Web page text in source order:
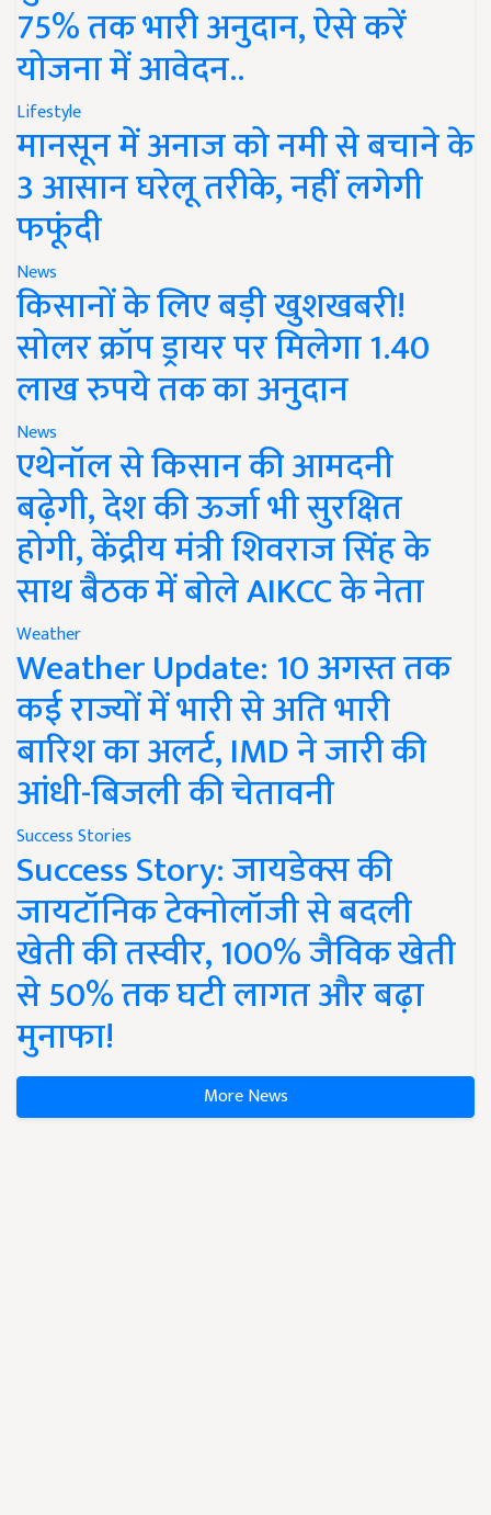
75% तक भारी अनुदान, ऐसे करें
योजना में आवेदन..
Lifestyle
मानसून में अनाज को नमी से बचाने के
3 आसान घरेलू तरीके, नहीं लगेगी
फफूंदी
News
किसानों के लिए बड़ी खुशखबरी!
सोलर क्रॉप ड्रायर पर मिलेगा 1.40
लाख रुपये तक का अनुदान
News
एथेनॉल से किसान की आमदनी
बढ़ेगी, देश की ऊर्जा भी सुरक्षित
होगी, केंद्रीय मंत्री शिवराज सिंह के
साथ बैठक में बोले AIKCC के नेता
Weather
Weather Update: 10 अगस्त तक
कई राज्यों में भारी से अति भारी
बारिश का अलर्ट, IMD ने जारी की
आंधी-बिजली की चेतावनी
Success Stories
Success Story: जायडेक्स की
जायटॉनिक टेक्नोलॉजी से बदली
खेती की तस्वीर, 100% जैविक खेती
से 50% तक घटी लागत और बढ़ा
मुनाफा!
More News